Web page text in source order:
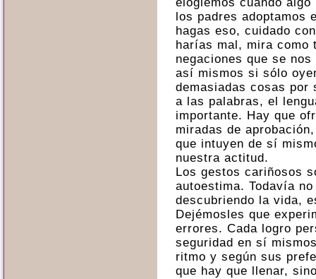
los padres adoptamos
hagas eso, cuidado
harías mal, mira como
negaciones que se
así mismos si sólo
demasiadas cosas por
a las palabras, el
importante. Hay que
miradas de
que intuyen de sí
nuestra actitud.
Los gestos cariñosos
autoestima. Todavía
descubriendo la vida,
Dejémosles que
errores. Cada logro
seguridad en sí
ritmo y según sus
que hay que llenar,